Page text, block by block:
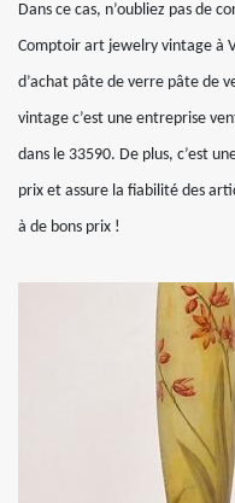
Dans ce cas, n’oubliez pas de
Comptoir art jewelry vintage à
d’achat pâte de verre pâte de
vintage c’est une entreprise
dans le 33590. De plus, c’est
prix et assure la fiabilité des
à de bons prix !